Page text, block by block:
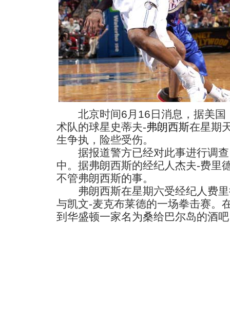
北京时间6月16日消息，据美国
术队的球星史蒂夫-弗朗西斯在星期
生争执，险些受伤。
据报道警方已经对此事进行调查
中。据弗朗西斯的经纪人杰夫-费里
不管弗朗西斯的事。
弗朗西斯在星期六受经纪人费里
与凯文-麦克布莱德的一场拳击赛。
到华盛顿一家名为桑给巴尔岛的酒